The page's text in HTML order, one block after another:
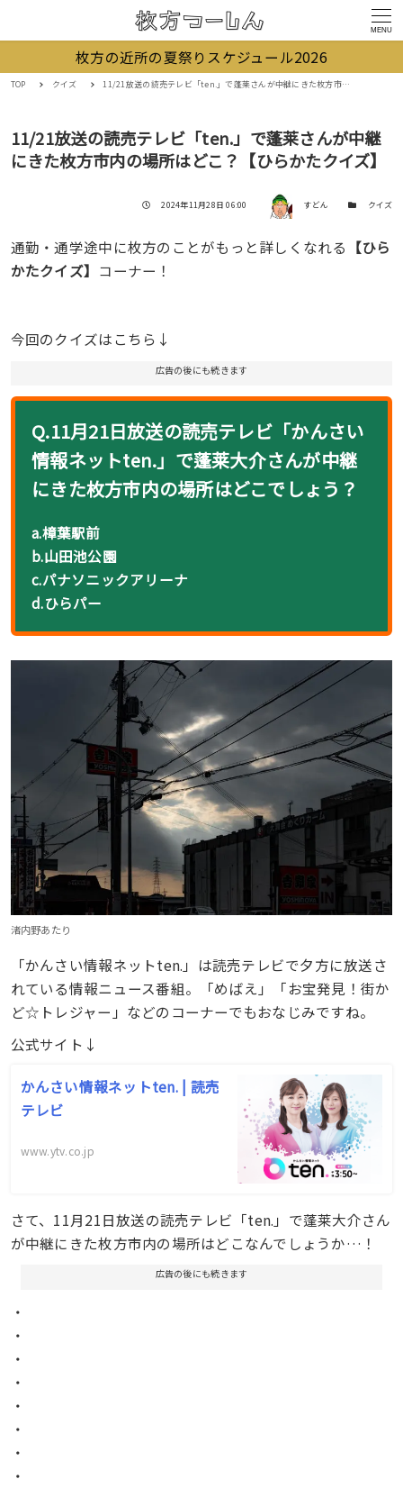
MENU
枚方の近所の夏祭りスケジュール2026
TOP クイズ 11/21放送の読売テレビ「ten.」で蓬莱さんが中継にきた枚方市内の場所はどこ？【ひらかたクイズ】
11/21放送の読売テレビ「ten.」で蓬莱さんが中継
にきた枚方市内の場所はどこ？【ひらかたクイズ】
投稿日
2024年11月28日 06:00 著者 すどん カテゴリー
クイズ
通勤・通学途中に枚方のことがもっと詳しくなれる 【ひら
かたクイズ】 コーナー！
今回のクイズはこちら↓
広告の後にも続きます
Q.11月21日放送の読売テレビ「かんさい
情報ネットten.」で蓬莱大介さんが中継
にきた枚方市内の場所はどこでしょう？
a.樟葉駅前
b.山田池公園
c.パナソニックアリーナ
d.ひらパー
渚内野あたり
「かんさい情報ネットten.」は読売テレビで夕方に放送さ
れている情報ニュース番組。「めばえ」「お宝発見！街か
ど☆トレジャー」などのコーナーでもおなじみですね。
公式サイト↓
かんさい情報ネットten. | 読売
テレビ
www.ytv.co.jp
さて、11月21日放送の読売テレビ「ten.」で蓬莱大介さん
が中継にきた枚方市内の場所はどこなんでしょうか…！
広告の後にも続きます
・
・
・
・
・
・
・
・